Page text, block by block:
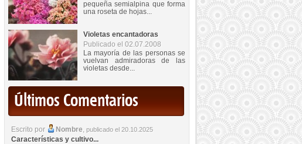
pequeña semialpina que forma
una roseta de hojas...
Violetas encantadoras
Publicado el 02.07.2008
La mayoría de las personas se
vuelvan admiradoras de las
violetas desde...
Últimos Comentarios
Escrito por Nombre, publicado el 20.10.2025
Características y cultivo...